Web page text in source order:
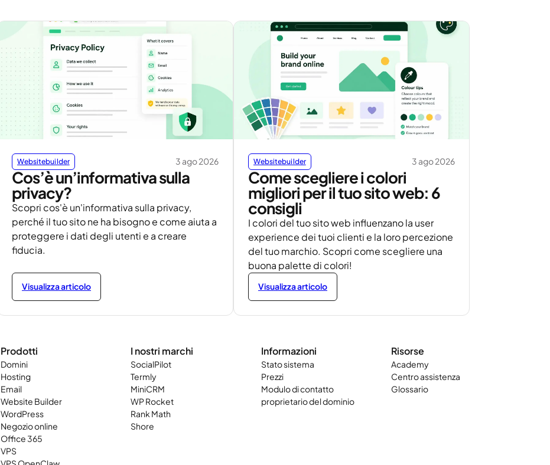
Websitebuilder 3 ago 2026
Cos’è un’informativa sulla
privacy?
Scopri cos'è un'informativa sulla privacy,
perché il tuo sito ne ha bisogno e come aiuta a
proteggere i dati degli utenti e a creare
fiducia.
Visualizza articolo
Websitebuilder 3 ago 2026
Come scegliere i colori
migliori per il tuo sito web: 6
consigli
I colori del tuo sito web influenzano la user
experience dei tuoi clienti e la loro percezione
del tuo marchio. Scopri come scegliere una
buona palette di colori!
Visualizza articolo
Prodotti
Domini
Hosting
Email
Website Builder
WordPress
Negozio online
Office 365
VPS
I nostri marchi
SocialPilot
Termly
MiniCRM
WP Rocket
Rank Math
Shore
Informazioni
Stato sistema
Prezzi
Modulo di contatto
proprietario del dominio
Risorse
Academy
Centro assistenza
Glossario